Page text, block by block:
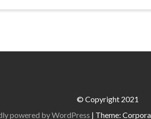
© Copyright 2021
powered by WordPress | Theme: